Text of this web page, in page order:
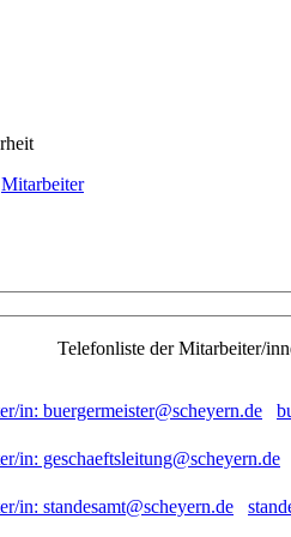
Mitarbeiter
Telefonliste der Mitarbeiter/